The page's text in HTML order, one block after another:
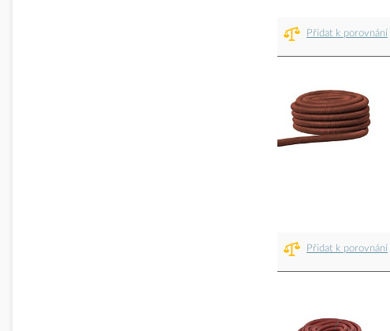
Přidat k porovnání
Přidat k porovnání